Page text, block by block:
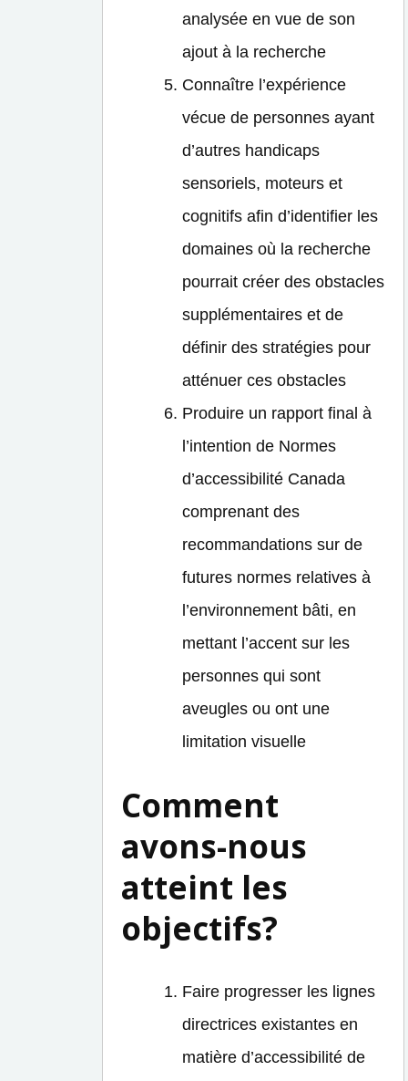
analysée en vue de son
ajout à la recherche
Connaître l’expérience
vécue de personnes ayant
d’autres handicaps
sensoriels, moteurs et
cognitifs afin d’identifier les
domaines où la recherche
pourrait créer des obstacles
supplémentaires et de
définir des stratégies pour
atténuer ces obstacles
Produire un rapport final à
l’intention de Normes
d’accessibilité Canada
comprenant des
recommandations sur de
futures normes relatives à
l’environnement bâti, en
mettant l’accent sur les
personnes qui sont
aveugles ou ont une
limitation visuelle
Comment
avons-nous
atteint les
objectifs?
Faire progresser les lignes
directrices existantes en
matière d’accessibilité de